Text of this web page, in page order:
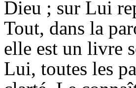
Dieu ; sur Lui
Tout, dans la
elle est un livre
Lui, toutes les